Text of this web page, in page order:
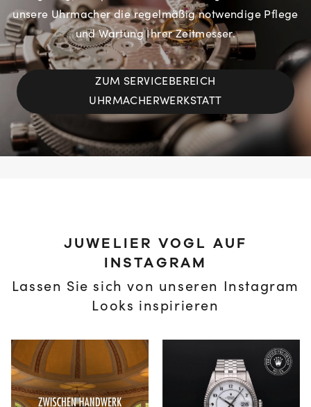
unsere Uhrmacher die regelmäßig notwendige Pflege
und Wartung Ihrer Zeitmesser.
ZUM SERVICEBEREICH
UHRMACHERWERKSTATT
JUWELIER VOGL AUF
INSTAGRAM
Lassen Sie sich von unseren Instagram
Looks inspirieren